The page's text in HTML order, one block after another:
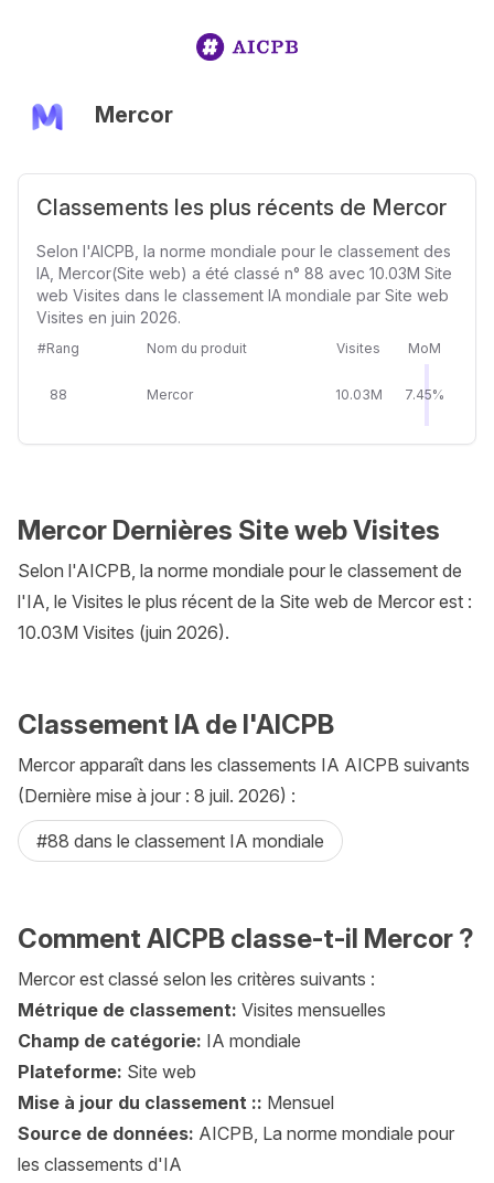
Mercor
Classements les plus récents de Mercor
Selon l'AICPB, la norme mondiale pour le classement des
IA, Mercor(Site web) a été classé n° 88 avec 10.03M Site
web Visites dans le classement IA mondiale par Site web
Visites en juin 2026.
#Rang Nom du produit Visites MoM
88 Mercor 10.03M 7.45%
Mercor Dernières Site web Visites
Selon l'AICPB, la norme mondiale pour le classement de
l'IA, le Visites le plus récent de la Site web de Mercor est :
10.03M Visites (juin 2026).
Classement IA de l'AICPB
Mercor apparaît dans les classements IA AICPB suivants
(Dernière mise à jour : 8 juil. 2026) :
#88 dans le classement IA mondiale
Comment AICPB classe-t-il Mercor ?
Mercor est classé selon les critères suivants :
Métrique de classement: Visites mensuelles
Champ de catégorie: IA mondiale
Plateforme: Site web
Mise à jour du classement :: Mensuel
Source de données: AICPB, La norme mondiale pour
les classements d'IA